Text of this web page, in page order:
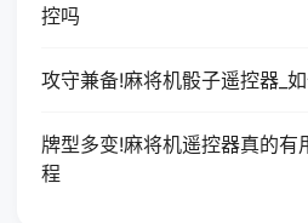
控吗
攻守兼备!麻将机骰子遥控器_
牌型多变!麻将机遥控器真的有
程